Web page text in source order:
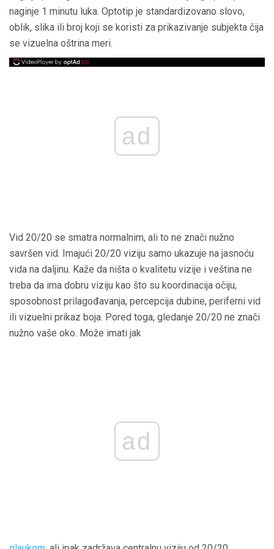
naginje 1 minutu luka. Optotip je standardizovano slovo,
oblik, slika ili broj koji se koristi za prikazivanje subjekta čija
se vizuelna oštrina meri.
ad
Vid 20/20 se smatra normalnim, ali to ne znači nužno
savršen vid. Imajući 20/20 viziju samo ukazuje na jasnoću
vida na daljinu. Kaže da ništa o kvalitetu vizije i veština ne
treba da ima dobru viziju kao što su koordinacija očiju,
sposobnost prilagođavanja, percepcija dubine, periferni vid
ili vizuelni prikaz boja. Pored toga, gledanje 20/20 ne znači
nužno vaše oko. Može imati jak
ad